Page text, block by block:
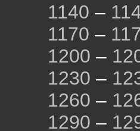
1140 –
1170 –
1200 –
1230 –
1260 –
1290 –